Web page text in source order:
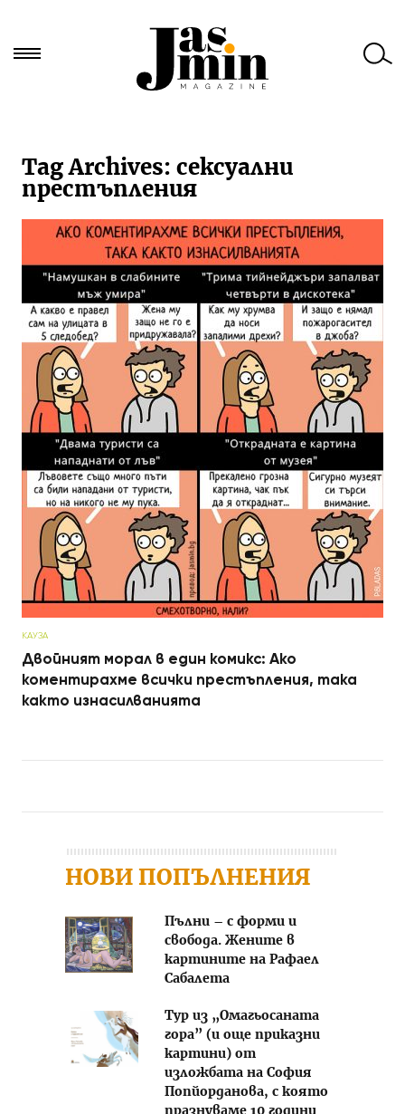
за:Tag Archives: сексуални
престъпления
КАУЗА
Двойният морал в един комикс: Ако
коментирахме всички престъпления, така
както изнасилванията
НОВИ ПОПЪЛНЕНИЯ
Пълни – с форми и
свобода. Жените в
картините на Рафаел
Сабалета
Тур из „Омагьосаната
гора” (и още приказни
картини) от
изложбата на София
Попйорданова, с която